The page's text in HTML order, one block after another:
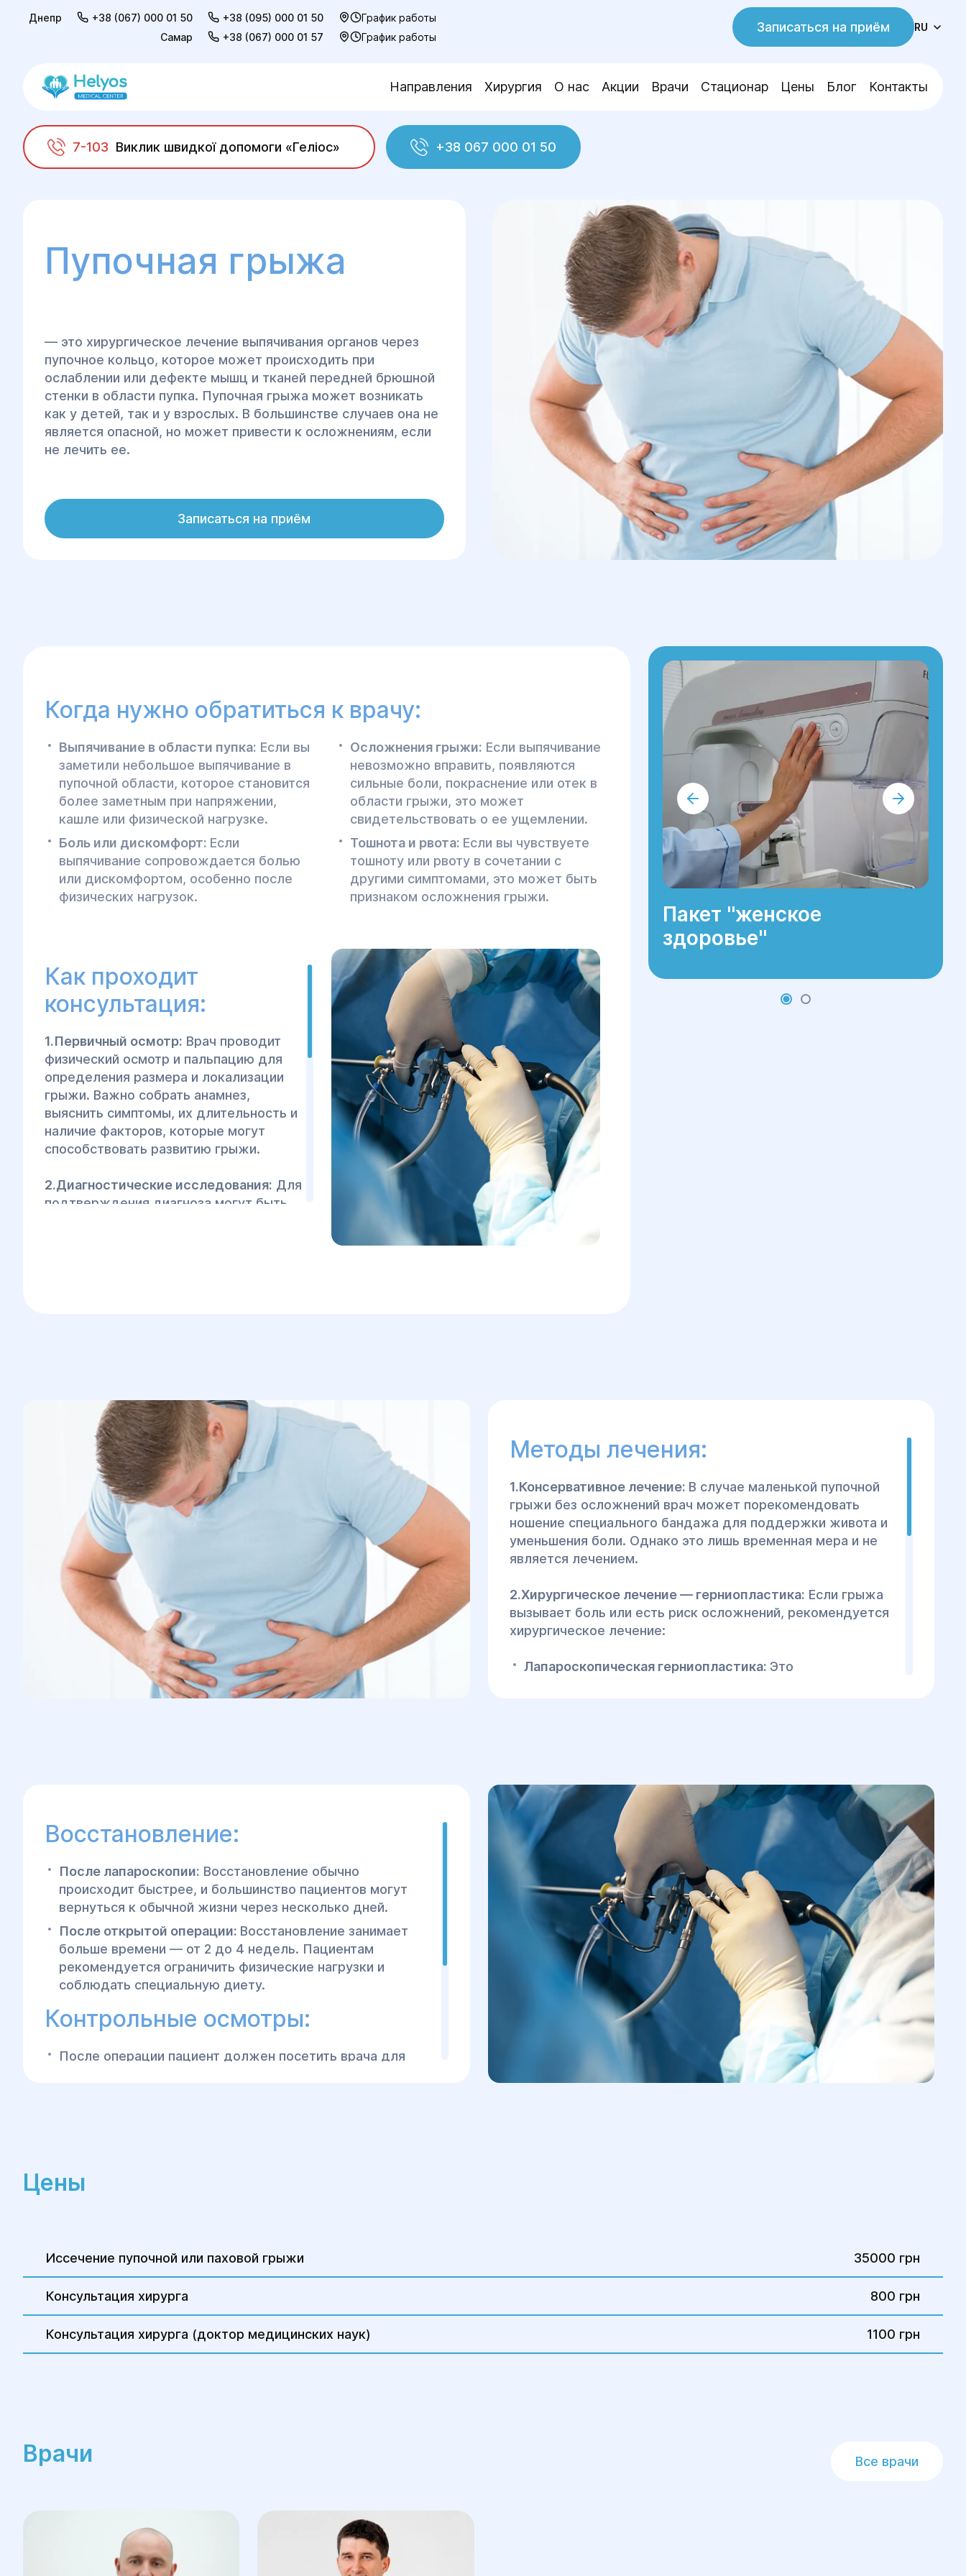
Днепр +38 (067) 000 01 50 +38 (095) 000 01 50
График работы
Самар
+38 (067) 000 01 57 График работы
Записаться на приём RU
Направления Хирургия О нас Акции Врачи Стационар Цены Блог Контакты
7-103 Виклик швидкої допомоги «Геліос»
+38 067 000 01 50
Helyos
Лечение грыжи Пупочная грыжа
Пупочная грыжа
— это хирургическое лечение выпячивания органов через
пупочное кольцо, которое может происходить при
ослаблении или дефекте мышц и тканей передней брюшной
стенки в области пупка. Пупочная грыжа может возникать
как у детей, так и у взрослых. В большинстве случаев она не
является опасной, но может привести к осложнениям, если
не лечить ее.
Записаться на приём
Когда нужно обратиться к врачу:
Выпячивание в области пупка: Если вы
заметили небольшое выпячивание в
пупочной области, которое становится
более заметным при напряжении,
кашле или физической нагрузке.
Боль или дискомфорт: Если
выпячивание сопровождается болью
или дискомфортом, особенно после
физических нагрузок.
Осложнения грыжи: Если выпячивание
невозможно вправить, появляются
сильные боли, покраснение или отек в
области грыжи, это может
свидетельствовать о ее ущемлении.
Тошнота и рвота: Если вы чувствуете
тошноту или рвоту в сочетании с
другими симптомами, это может быть
признаком осложнения грыжи.
Как проходит
консультация:
1.Первичный осмотр: Врач проводит
физический осмотр и пальпацию для
определения размера и локализации
грыжи. Важно собрать анамнез,
выяснить симптомы, их длительность и
наличие факторов, которые могут
способствовать развитию грыжи.
2.Диагностические исследования: Для
подтверждения диагноза могут быть
оценки состояния организма.
3.Оценка показаний к операции:
Врач
решает, нужно ли проводить
хирургическое вмешательство на
основе размера грыжи, наличия болей
и других осложнений. В некоторых
случаях, если грыжа не вызывает
осложнений, может быть предложено
наблюдение.
Пакет ''женское
здоровье''
Методы лечения:
1.Консервативное лечение: В случае маленькой пупочной
грыжи без осложнений врач может порекомендовать
ношение специального бандажа для поддержки живота и
уменьшения боли. Однако это лишь временная мера и не
является лечением.
2.Хирургическое лечение — герниопластика: Если грыжа
вызывает боль или есть риск осложнений, рекомендуется
хирургическое лечение:
Лапароскопическая герниопластика: Это
традиционная операция с большим разрезом. Это может
быть необходимо при больших пупочных грыжах или
наличии осложнений.
Послеоперационный период:
Лапароскопия:После лапароскопической операции
пациент может быть выписан на следующий день или
через несколько дней.
Открытая операция:
После традиционной операции
пациент может оставаться в больнице от 5 до 7 дней, в
зависимости от сложности вмешательства.
Восстановление:
После лапароскопии: Восстановление обычно
происходит быстрее, и большинство пациентов могут
вернуться к обычной жизни через несколько дней.
После открытой операции: Восстановление занимает
больше времени — от 2 до 4 недель. Пациентам
рекомендуется ограничить физические нагрузки и
соблюдать специальную диету.
Контрольные осмотры:
После операции пациент должен посетить врача для
грыж с помощью современных хирургических методов.
Если у вас есть вопросы или вы хотите записаться на
Цены
Иссечение пупочной или паховой грыжи 35000 грн
Консультация хирурга 800 грн
Консультация хирурга (доктор медицинских наук) 1100 грн
Врачи Все врачи